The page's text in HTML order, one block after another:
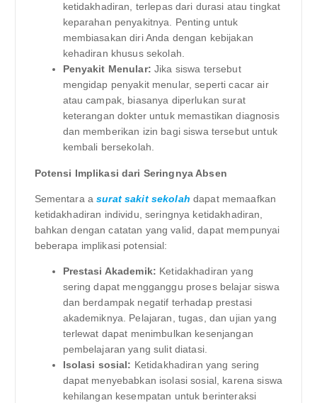
ketidakhadiran, terlepas dari durasi atau tingkat
keparahan penyakitnya. Penting untuk
membiasakan diri Anda dengan kebijakan
kehadiran khusus sekolah.
Penyakit Menular: Jika siswa tersebut
mengidap penyakit menular, seperti cacar air
atau campak, biasanya diperlukan surat
keterangan dokter untuk memastikan diagnosis
dan memberikan izin bagi siswa tersebut untuk
kembali bersekolah.
Potensi Implikasi dari Seringnya Absen
Sementara asurat sakit sekolah dapat memaafkan
ketidakhadiran individu, seringnya ketidakhadiran,
bahkan dengan catatan yang valid, dapat mempunyai
beberapa implikasi potensial:
Prestasi Akademik: Ketidakhadiran yang
sering dapat mengganggu proses belajar siswa
dan berdampak negatif terhadap prestasi
akademiknya. Pelajaran, tugas, dan ujian yang
terlewat dapat menimbulkan kesenjangan
pembelajaran yang sulit diatasi.
Isolasi sosial: Ketidakhadiran yang sering
dapat menyebabkan isolasi sosial, karena siswa
kehilangan kesempatan untuk berinteraksi